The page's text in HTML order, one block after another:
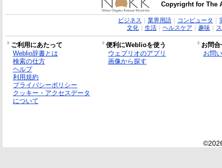
Copyrigrht for The
ビジネス 業界用語｜ コンピュータ
文化｜ 生活｜ ヘルスケア 趣味｜
ご利用にあたって 便利にWeblioを使う
お問
Weblio辞書とは
検索の仕方
ヘルプ
利用規約
プライバシーポリシー
クッキー・アクセスデータ
について
ウェブリオのアプリ
画像から探す
お問